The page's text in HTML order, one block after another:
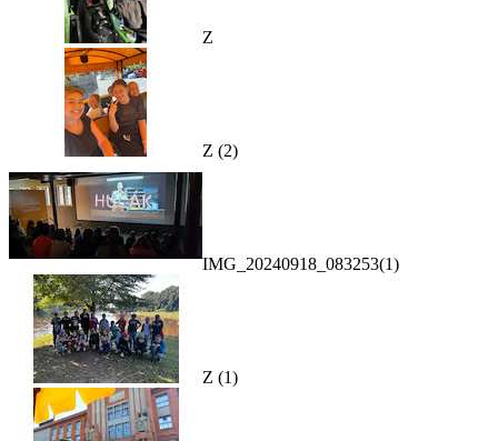
Z
Z (2)
IMG_20240918_083253(1)
Z (1)